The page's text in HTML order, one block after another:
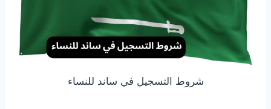
شروط التسجيل في ساند للنساء